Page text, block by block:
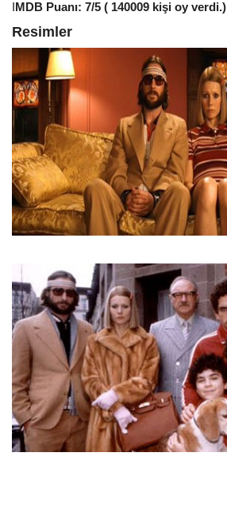
IMDB Puanı: 7/5 ( 140009 kişi oy verdi.)
Resimler